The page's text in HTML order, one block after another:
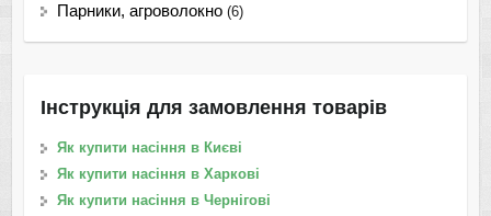
Парники, агроволокно (6)
Інструкція для замовлення товарів
Як купити насіння в Києві
Як купити насіння в Харкові
Як купити насіння в Чернігові